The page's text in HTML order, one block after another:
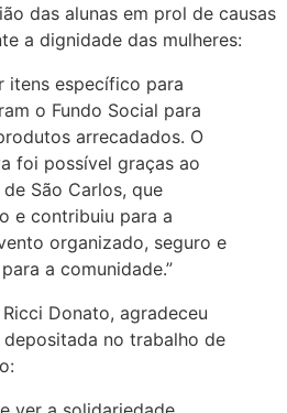
das alunas em prol de causas
a dignidade das mulheres:
itens específico para
o Fundo Social para
arrecadados. O
foi possível graças ao
São Carlos, que
e contribuiu para a
organizado, seguro e
a comunidade.”
Donato, agradeceu
no trabalho de